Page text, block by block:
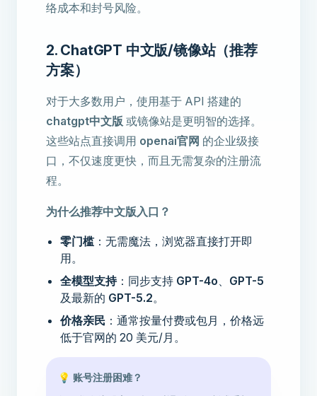
络成本和封号风险。
2. ChatGPT 中文版/镜像站（推荐
方案）
对于大多数用户，使用基于 API 搭建的
chatgpt中文版 或镜像站是更明智的选择。
这些站点直接调用 openai官网 的企业级接
口，不仅速度更快，而且无需复杂的注册流
程。
为什么推荐中文版入口？
零门槛：无需魔法，浏览器直接打开即
用。
全模型支持：同步支持 GPT-4o、 GPT-5
及最新的 GPT-5.2。
价格亲民 ：通常按量付费或包月，价格远
低于官网的 20 美元/月。
💡 账号注册困难？